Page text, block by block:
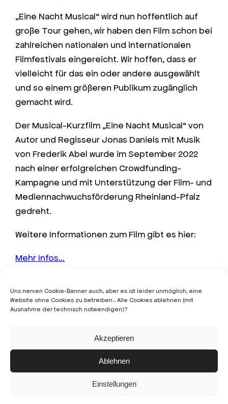
Uns nerven Cookie-Banner auch, aber es ist leider unmöglich, eine
Website ohne Cookies zu betreiben... Alle Cookies ablehnen (mit
Ausnahme der technisch notwendigen)?
Akzeptieren
Ablehnen
Einstellungen
„Eine Nacht Musical“ wird nun hoffentlich auf
große Tour gehen, wir haben den Film schon bei
zahlreichen nationalen und internationalen
Filmfestivals eingereicht. Wir hoffen, dass er
vielleicht für das ein oder andere ausgewählt
und so einem größeren Publikum zugänglich
gemacht wird.
Der Musical-Kurzfilm „Eine Nacht Musical“ von
Autor und Regisseur Jonas Daniels mit Musik
von Frederik Abel wurde im September 2022
nach einer erfolgreichen Crowdfunding-
Kampagne und mit Unterstützung der Film- und
Mediennachwuchsförderung Rheinland-Pfalz
gedreht.
Weitere Informationen zum Film gibt es hier:
Mehr Infos…
März 27, 2023Eine Nacht Musical